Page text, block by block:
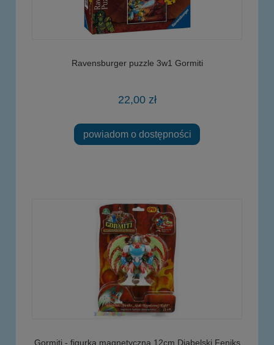
Ravensburger puzzle 3w1 Gormiti
22,00 zł
powiadom o dostępności
Gormiti - figurka magnetyczna 12cm Diabelski Feniks